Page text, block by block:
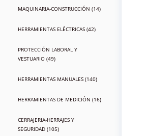
MAQUINARIA-CONSTRUCCIÓN (14)
HERRAMIENTAS ELÉCTRICAS (42)
PROTECCIÓN LABORAL Y
VESTUARIO (49)
HERRAMIENTAS MANUALES (140)
HERRAMIENTAS DE MEDICIÓN (16)
CERRAJERIA-HERRAJES Y
SEGURIDAD (105)